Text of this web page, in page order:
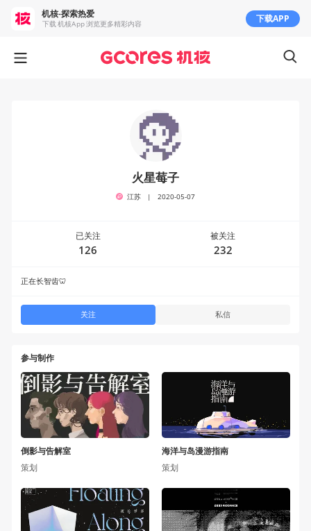
参与制作
倒影与告解室
策划
海洋与岛漫游指南
策划
火星莓子
江苏 | 2020-05-07
已关注
126
被关注
232
正在长智齿🦷
关注 私信
机核-探索热爱
下载 机核App 浏览更多精彩内容 下载APP